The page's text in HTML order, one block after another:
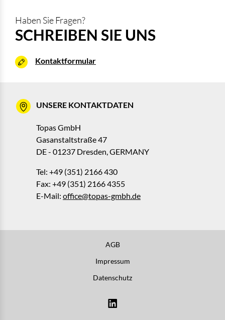
Haben Sie Fragen?
SCHREIBEN SIE UNS
Kontaktformular
UNSERE KONTAKTDATEN
Topas GmbH
Gasanstaltstraße 47
DE - 01237 Dresden, GERMANY
Tel: +49 (351) 2166 430
Fax: +49 (351) 2166 4355
E-Mail: office@topas-gmbh.de
AGB
Impressum
Datenschutz